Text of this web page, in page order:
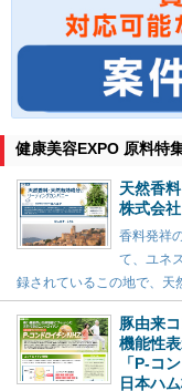
健康美容EXPO 原料特
天然香
株式会
香料発祥
て、ユネ
録されているこの地で、天
豚由来
機能性
「P-コ
日本ハ